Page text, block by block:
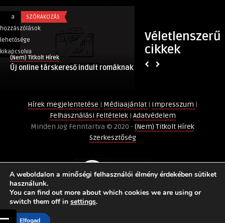
Véletlenszerű
cikkek
online
társkereső
indult
romáknak
bejegyzéshez
a
hozzászólások
lehetősége
kikapcsolva
SZÓRAKOZÁS
(Nem) Titkolt Hírek
Új online társkereső indult romáknak
a
diéta
bejegyzéshez
lehetősége
kikapcsolva
Hírek megjelentetése | Médiaajánlat | Impresszum |
Felhasználási Feltételek | Adatvédelem
Minden Jog Fenntartva © 2020 - (Nem) Titkolt Hírek
Szerkesztőség
A weboldalon a minőségi felhasználói élmény érdekében sütiket
használunk.
You can find out more about which cookies we are using or
switch them off in settings.
Elfogad